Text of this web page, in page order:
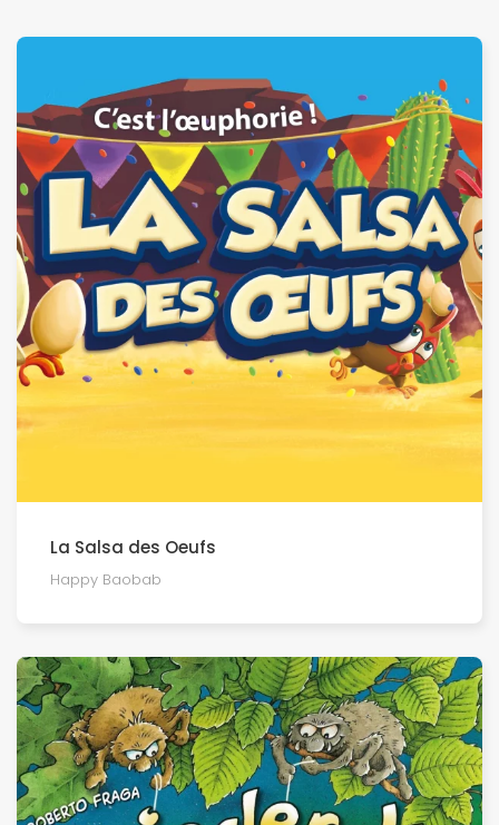
La Salsa des Oeufs
Happy Baobab